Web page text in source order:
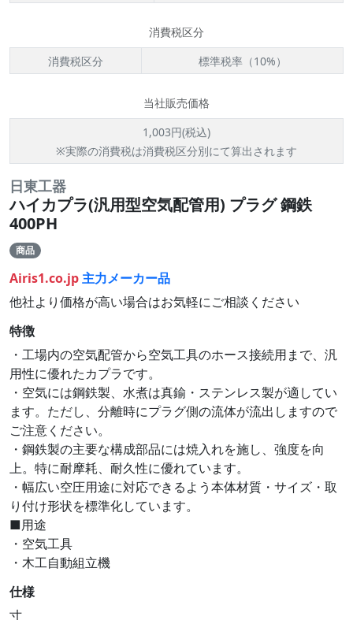
消費税区分
消費税区分
標準税率（10%）
当社販売価格
1,003円(税込)
※実際の消費税は消費税区分別にて算出されます
日東工器
ハイカプラ(汎用型空気配管用) プラグ 鋼鉄
400PH
商品
Airis1.co.jp主力メーカー品
他社より価格が高い場合はお気軽にご相談ください
特徴
・工場内の空気配管から空気工具のホース接続用まで、汎
用性に優れたカプラです。
・空気には鋼鉄製、水煮は真鍮・ステンレス製が適してい
ます。ただし、分離時にプラグ側の流体が流出しますので
ご注意ください。
・鋼鉄製の主要な構成部品には焼入れを施し、強度を向
上。特に耐摩耗、耐久性に優れています。
・幅広い空圧用途に対応できるよう本体材質・サイズ・取
り付け形状を標準化しています。
■用途
・空気工具
・木工自動組立機
仕様
寸